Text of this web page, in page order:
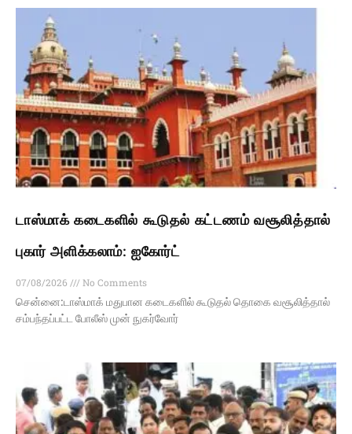
டாஸ்மாக் கடைகளில் கூடுதல் கட்டணம் வசூலித்தால்
புகார் அளிக்கலாம்: ஐகோர்ட்
07/08/2026
No Comments
சென்னை:டாஸ்மாக் மதுபான கடைகளில் கூடுதல் தொகை வசூலித்தால்
சம்பந்தப்பட்ட போலீஸ் முன் நுகர்வோர்